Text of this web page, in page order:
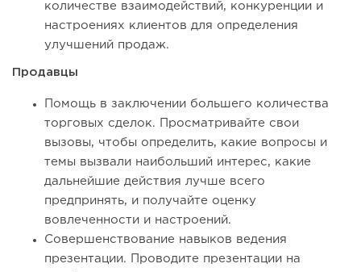
количестве взаимодействий, конкуренции и
настроениях клиентов для определения
улучшений продаж.
Продавцы
Помощь в заключении большего количества
торговых сделок. Просматривайте свои
вызовы, чтобы определить, какие вопросы и
темы вызвали наибольший интерес, какие
дальнейшие действия лучше всего
предпринять, и получайте оценку
вовлеченности и настроений.
Совершенствование навыков ведения
презентации. Проводите презентации на